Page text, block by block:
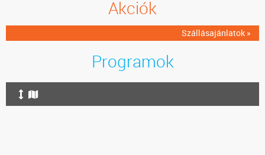
Akciók
Szállásajánlatok »
Programok